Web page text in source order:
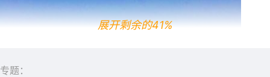
展开剩余的41%
专题：